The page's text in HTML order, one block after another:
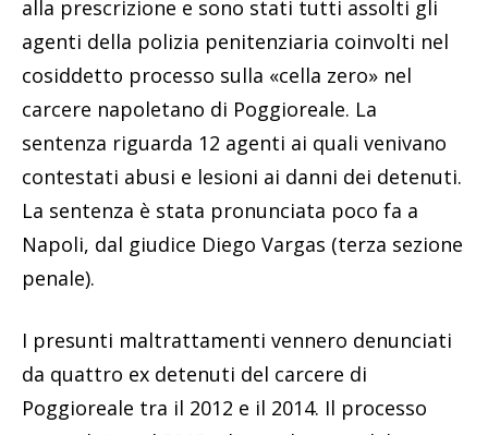
alla prescrizione e sono stati tutti assolti gli
agenti della polizia penitenziaria coinvolti nel
cosiddetto processo sulla «cella zero» nel
carcere napoletano di Poggioreale. La
sentenza riguarda 12 agenti ai quali venivano
contestati abusi e lesioni ai danni dei detenuti.
La sentenza è stata pronunciata poco fa a
Napoli, dal giudice Diego Vargas (terza sezione
penale).
I presunti maltrattamenti vennero denunciati
da quattro ex detenuti del carcere di
Poggioreale tra il 2012 e il 2014. Il processo